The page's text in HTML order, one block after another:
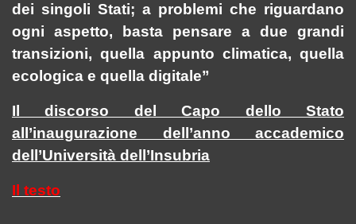
dei singoli Stati; a problemi che riguardano
ogni aspetto, basta pensare a due grandi
transizioni, quella appunto climatica, quella
ecologica e quella digitale”
Il discorso del Capo dello Stato
all’inaugurazione dell’anno accademico
dell’Università dell’Insubria
Il testo